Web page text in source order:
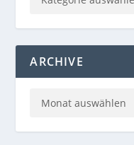
ARCHIVE